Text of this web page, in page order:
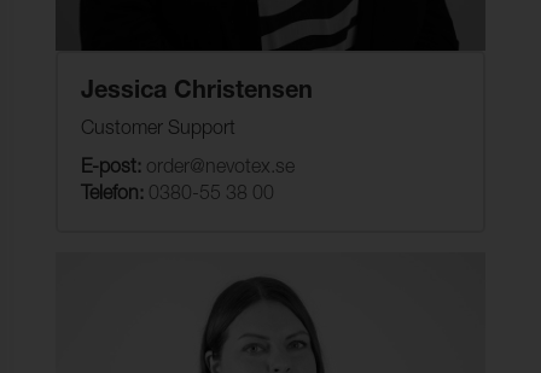
Jessica Christensen
Customer Support
E-post: order@nevotex.se
Telefon: 0380-55 38 00